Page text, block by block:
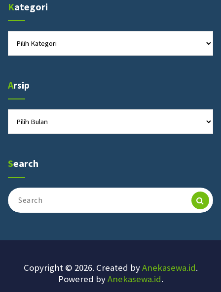
Kategori
Arsip
Search
Search
for:
Copyright © 2026. Created byAnekasewa.id.
Powered byAnekasewa.id.